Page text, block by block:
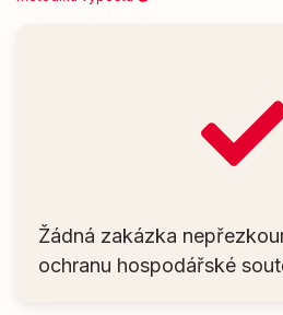
Žádná zakázka
ochranu hospodářské